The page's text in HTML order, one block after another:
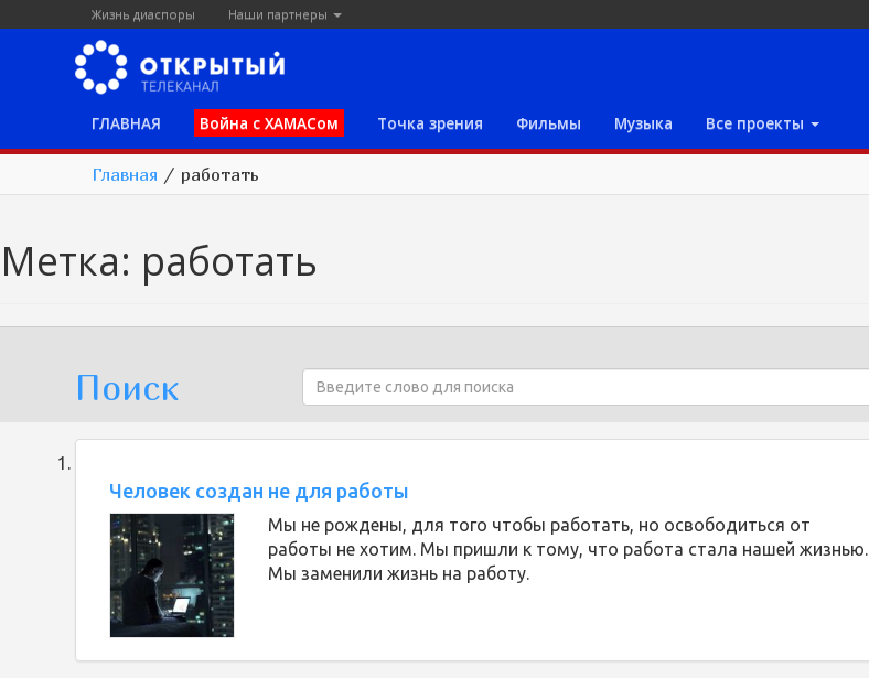
Жизнь диаспоры Наши партнеры
ГЛАВНАЯ Война с ХАМАСом Точка зрения Фильмы Музыка Все проекты
Главная / работать
Метка: работать
Поиск
Человек создан не для работы
Мы не рождены, для того чтобы работать, но освободиться от
работы не хотим. Мы пришли к тому, что работа стала нашей жизнью.
Мы заменили жизнь на работу.